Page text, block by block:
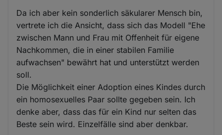
Da ich aber kein sonderlich säkularer Mensch bin,
vertrete ich die Ansicht, dass sich das Modell "Ehe
zwischen Mann und Frau mit Offenheit für eigene
Nachkommen, die in einer stabilen Familie
aufwachsen" bewährt hat und unterstützt werden
soll.
Die Möglichkeit einer Adoption eines Kindes durch
ein homosexuelles Paar sollte gegeben sein. Ich
denke aber, dass das für ein Kind nur selten das
Beste sein wird. Einzelfälle sind aber denkbar.